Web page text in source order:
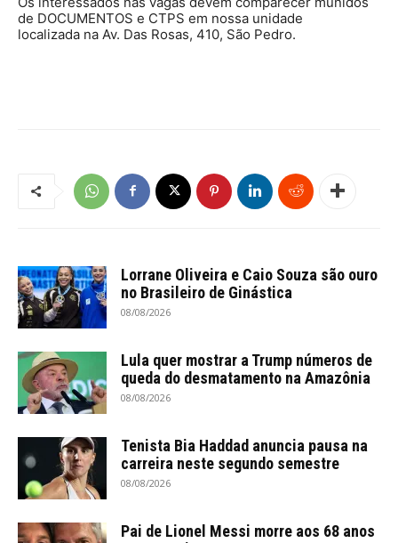
de DOCUMENTOS e CTPS em nossa unidade
localizada na Av. Das Rosas, 410, São Pedro.
Lorrane Oliveira e Caio Souza são ouro
no Brasileiro de Ginástica
08/08/2026
Lula quer mostrar a Trump números de
queda do desmatamento na Amazônia
08/08/2026
Tenista Bia Haddad anuncia pausa na
carreira neste segundo semestre
08/08/2026
Pai de Lionel Messi morre aos 68 anos